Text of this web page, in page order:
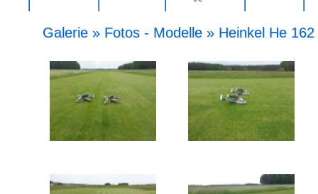
Galerie » Fotos - Modelle » Heinkel He